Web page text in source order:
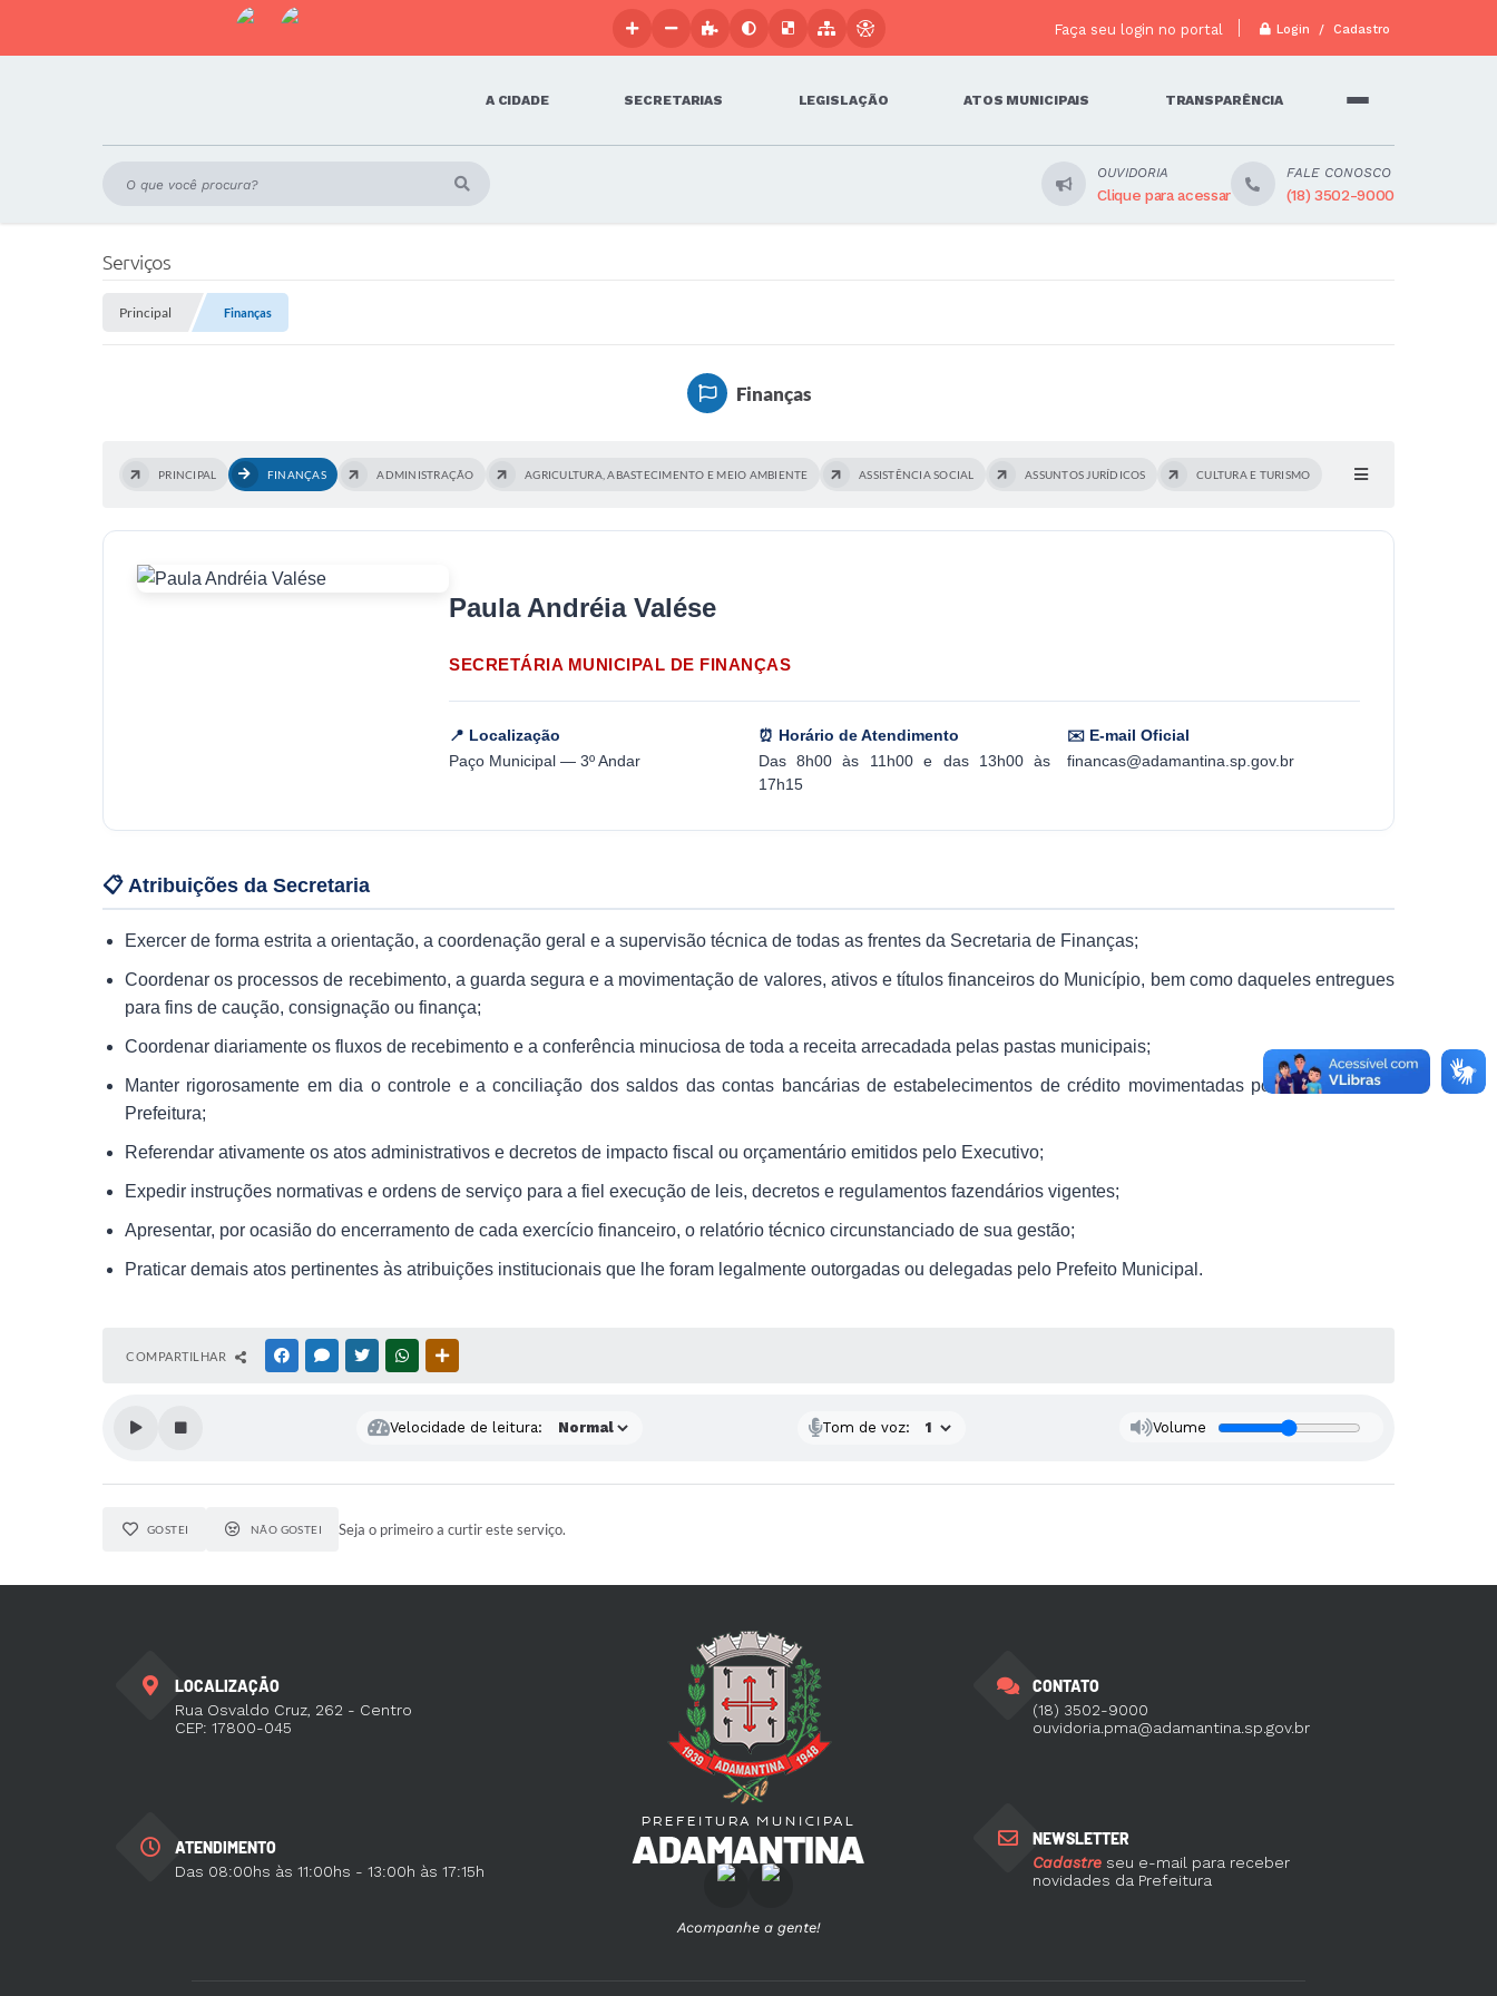
Faça seu login no portal Login / Cadastro
A CIDADE SECRETARIAS LEGISLAÇÃO ATOS MUNICIPAIS TRANSPARÊNCIA
OUVIDORIA
Clique para acessar
FALE CONOSCO
(18) 3502-9000
Serviços
Principal Finanças
Finanças
PRINCIPAL FINANÇAS ADMINISTRAÇÃO AGRICULTURA, ABASTECIMENTO E MEIO AMBIENTE ASSISTÊNCIA SOCIAL ASSUNTOS JURÍDICOS CULTURA E TURISMO
Paula Andréia Valése
SECRETÁRIA MUNICIPAL DE FINANÇAS
📍 Localização
Paço Municipal — 3º Andar
⏰ Horário de Atendimento
Das 8h00 às 11h00 e das 13h00 às
17h15
✉️ E-mail Oficial
financas@adamantina.sp.gov.br
📋 Atribuições da Secretaria
Exercer de forma estrita a orientação, a coordenação geral e a supervisão técnica de todas as frentes da Secretaria de Finanças;
Coordenar os processos de recebimento, a guarda segura e a movimentação de valores, ativos e títulos financeiros do Município, bem como daqueles entregues
para fins de caução, consignação ou finança;
Coordenar diariamente os fluxos de recebimento e a conferência minuciosa de toda a receita arrecadada pelas pastas municipais;
Manter rigorosamente em dia o controle e a conciliação dos saldos das contas bancárias de estabelecimentos de crédito movimentadas por intermédio da
Prefeitura;
Referendar ativamente os atos administrativos e decretos de impacto fiscal ou orçamentário emitidos pelo Executivo;
Expedir instruções normativas e ordens de serviço para a fiel execução de leis, decretos e regulamentos fazendários vigentes;
Apresentar, por ocasião do encerramento de cada exercício financeiro, o relatório técnico circunstanciado de sua gestão;
Praticar demais atos pertinentes às atribuições institucionais que lhe foram legalmente outorgadas ou delegadas pelo Prefeito Municipal.
COMPARTILHAR FACEBOOKMESSENGER
TWITTERWHATSAPP
Velocidade de leitura: Tom de voz: Volume
GOSTEI NÃO GOSTEI Seja o primeiro a curtir este serviço.
Acompanhe a gente!
LOCALIZAÇÃO
Rua Osvaldo Cruz, 262 - Centro
CEP: 17800-045
CONTATO
(18) 3502-9000
ouvidoria.pma@adamantina.sp.gov.br
ATENDIMENTO
Das 08:00hs às 11:00hs - 13:00h às 17:15h
NEWSLETTER
Cadastreseu e-mail para receber
novidades da Prefeitura